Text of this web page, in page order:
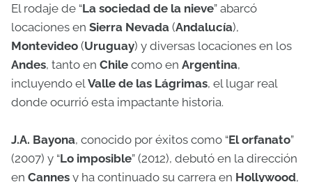
El rodaje de “La sociedad de la nieve” abarcó
locaciones en Sierra Nevada (Andalucía),
Montevideo (Uruguay) y diversas locaciones en los
Andes, tanto en Chile como en Argentina,
incluyendo el Valle de las Lágrimas, el lugar real
donde ocurrió esta impactante historia.
J.A. Bayona, conocido por éxitos como “El orfanato”
(2007) y “Lo imposible” (2012), debutó en la dirección
en Cannes y ha continuado su carrera en Hollywood,